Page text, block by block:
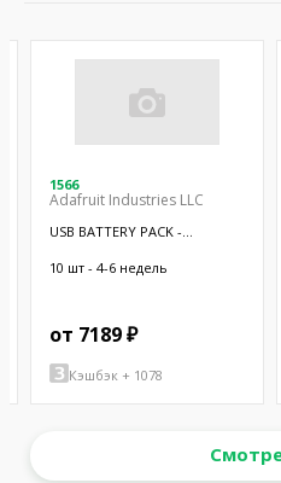
1566
Adafruit Industries LLC
USB BATTERY PACK -
10 шт - 4-6 недель
от 7189 ₽
Кэшбэк + 1078